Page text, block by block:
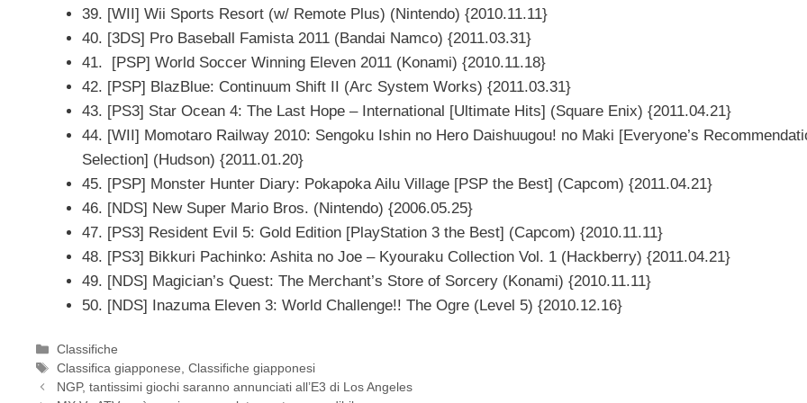
39. [WII] Wii Sports Resort (w/ Remote Plus) (Nintendo) {2010.11.11}
40. [3DS] Pro Baseball Famista 2011 (Bandai Namco) {2011.03.31}
41. [PSP] World Soccer Winning Eleven 2011 (Konami) {2010.11.18}
42. [PSP] BlazBlue: Continuum Shift II (Arc System Works) {2011.03.31}
43. [PS3] Star Ocean 4: The Last Hope – International [Ultimate Hits] (Square Enix) {2011.04.21}
44. [WII] Momotaro Railway 2010: Sengoku Ishin no Hero Daishuugou! no Maki [Everyone’s
Selection] (Hudson) {2011.01.20}
45. [PSP] Monster Hunter Diary: Pokapoka Ailu Village [PSP the Best] (Capcom) {2011.04.21}
46. [NDS] New Super Mario Bros. (Nintendo) {2006.05.25}
47. [PS3] Resident Evil 5: Gold Edition [PlayStation 3 the Best] (Capcom) {2010.11.11}
48. [PS3] Bikkuri Pachinko: Ashita no Joe – Kyouraku Collection Vol. 1 (Hackberry) {2011.04.21}
49. [NDS] Magician’s Quest: The Merchant’s Store of Sorcery (Konami) {2010.11.11}
50. [NDS] Inazuma Eleven 3: World Challenge!! The Ogre (Level 5) {2010.12.16}
Categorie
Classifiche
Tag
Classifica giapponese,Classifiche giapponesi
NGP, tantissimi giochi saranno annunciati all’E3 di Los Angeles